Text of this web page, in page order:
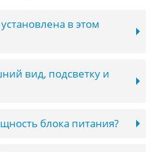
в этом
вид, подсветку и
блока питания?